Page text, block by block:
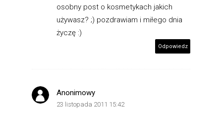
osobny post o kosmetykach jakich
używasz? ;) pozdrawiam i miłego dnia
życzę :)
Odpowiedz
Anonimowy
23 listopada 2011 15:42